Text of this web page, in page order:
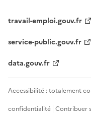
travail-emploi.gouv.fr
service-public.gouv.fr
data.gouv.fr
Accessibilité : totalement
confidentialité Contribuer